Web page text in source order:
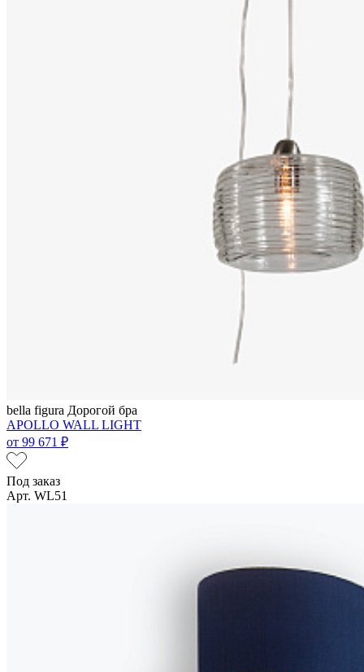
bella figura Дорогой бра
APOLLO WALL LIGHT
от 99 671 ₽
Под заказ
Арт. WL51